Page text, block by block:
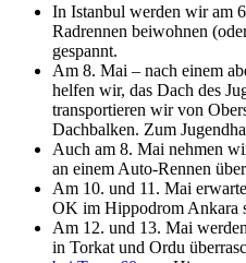
In Istanbul werden wir am
Radrennen beiwohnen
gespannt.
Am 8. Mai – nach einem
helfen wir, das Dach des
transportieren wir von
Dachbalken. Zum
Auch am 8. Mai nehmen
an einem Auto-Rennen
Am 10. und 11. Mai
OK im Hippodrom Ankara
Am 12. und 13. Mai
in Torkat und Ordu